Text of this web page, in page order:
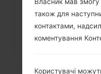
також для
контактами,
коментування
Користувачі